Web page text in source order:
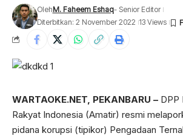
OlehM. Faheem Eshaq- Senior Editor
Diterbitkan: 2 November 2022 13 Views
WARTAOKE.NET, PEKANBARU – DPP
Rakyat Indonesia (Amatir) resmi
pidana korupsi (tipikor) Pengadaan